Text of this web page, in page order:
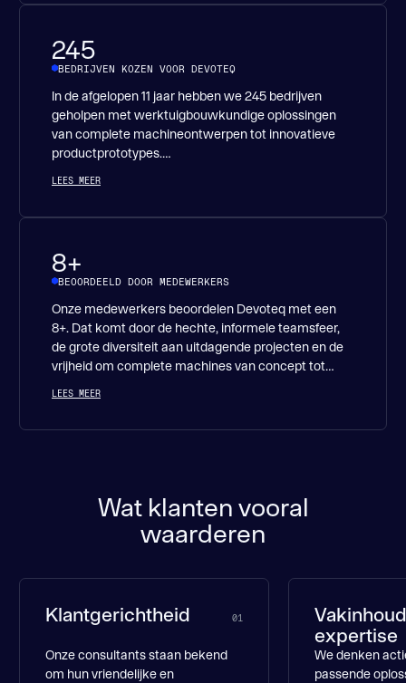
245
BEDRIJVEN KOZEN VOOR DEVOTEQ
In de afgelopen 11 jaar hebben we 245 bedrijven
geholpen met werktuigbouwkundige oplossingen
van complete machineontwerpen tot innovatieve
productprototypes.
zetten in maakbare ontwerpen die resultaat
opleveren.
LEES MEER
8+
BEOORDEELD DOOR MEDEWERKERS
Onze medewerkers beoordelen Devoteq met een
8+. Dat komt door de hechte, informele teamsfeer,
de grote diversiteit aan uitdagende projecten en de
vrijheid om complete machines van concept tot
LEES MEER
Wat klanten vooral
waarderen
Klantgerichtheid 01
Onze consultants staan bekend
om hun vriendelijke en
expertise
We denken
passende